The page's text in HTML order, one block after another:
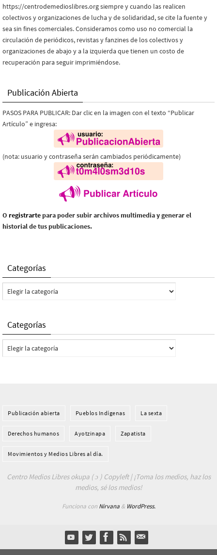
https://centrodemedioslibres.org siempre y cuando las realicen
colectivos y organizaciones de lucha y de solidaridad, se cite la fuente y
sea sin fines comerciales. Consideramos como uso no comercial la
circulación de periódicos, revistas y fanzines de los colectivos y
organizaciones de abajo y a la izquierda que tienen un costo de
recuperación para seguir imprimiéndose.
Publicación Abierta
PASOS PARA PUBLICAR: Dar clic en la imagen con el texto “Publicar
Artículo” e ingresa:
(nota: usuario y contraseña serán cambiados periódicamente)
O registrarte para poder subir archivos multimedia y generar el
historial de tus publicaciones.
Categorías
Categorías
Categorías
Categorías
Publicación abierta Pueblos Indí­genas La sexta
Derechos humanos Ayotzinapa Zapatista
Movimientos y Medios Libres al día.
Centro Medios Libres okupa ( ɔ ) Copyleft | ¡Toma los medios, haz los
medios, sé los medios!
Funciona con Nirvana& WordPress.